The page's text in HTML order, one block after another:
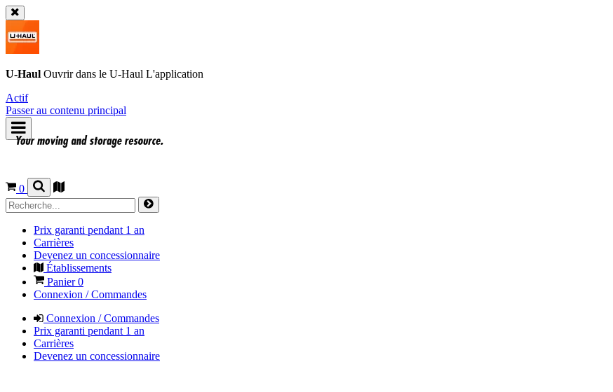
U-Haul Ouvrir dans le U-Haul L'application
Actif
Passer au contenu principal
0
Prix garanti pendant 1 an
Carrières
Devenez un concessionnaire
Établissements
Panier0
Connexion / Commandes
Connexion / Commandes
Prix garanti pendant 1 an
Carrières
Devenez un concessionnaire